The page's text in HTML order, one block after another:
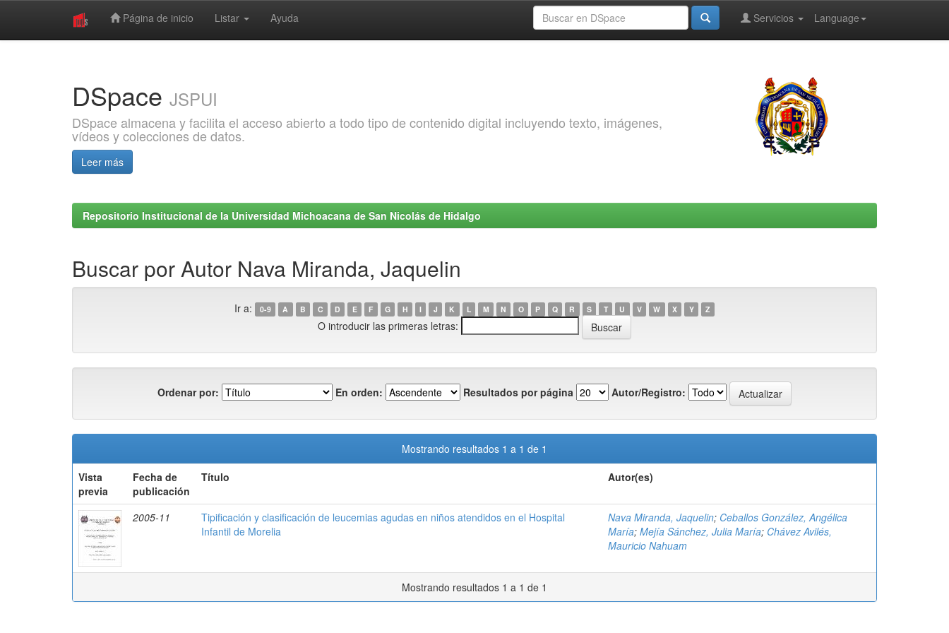
Página de inicio Listar Ayuda Language
Servicios
DSpace JSPUI
DSpace almacena y facilita el acceso abierto a todo tipo de contenido digital incluyendo texto, imágenes,
vídeos y colecciones de datos.
Leer más
Repositorio Institucional de la Universidad Michoacana de San Nicolás de Hidalgo
Buscar por Autor Nava Miranda, Jaquelin
Ir a: 0-9 A B C D E F G H I J K L M N O P Q R S T U V W X Y Z
O introducir las primeras letras:
Ordenar por: En orden: Resultados por página Autor/Registro:
Mostrando resultados 1 a 1 de 1
Vista
previa
Fecha de
publicación
Título Autor(es)
2005-11
Tipificación y clasificación de leucemias agudas en niños atendidos en el Hospital
Infantil de Morelia
Nava Miranda, Jaquelin; Ceballos González, Angélica
María; Mejía Sánchez, Julia María; Chávez Avilés,
Mauricio Nahuam
Mostrando resultados 1 a 1 de 1